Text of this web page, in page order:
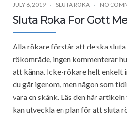
JULY 6, 2019 SLUTA RÖKA NO
Sluta Röka För Gott
Alla rökare förstår att de ska
rökområde, ingen kommenterar
att känna. Icke-rökare helt enkelt
du går igenom, men någon som
vara en skänk. Läs den här
kan utveckla en plan för att sluta